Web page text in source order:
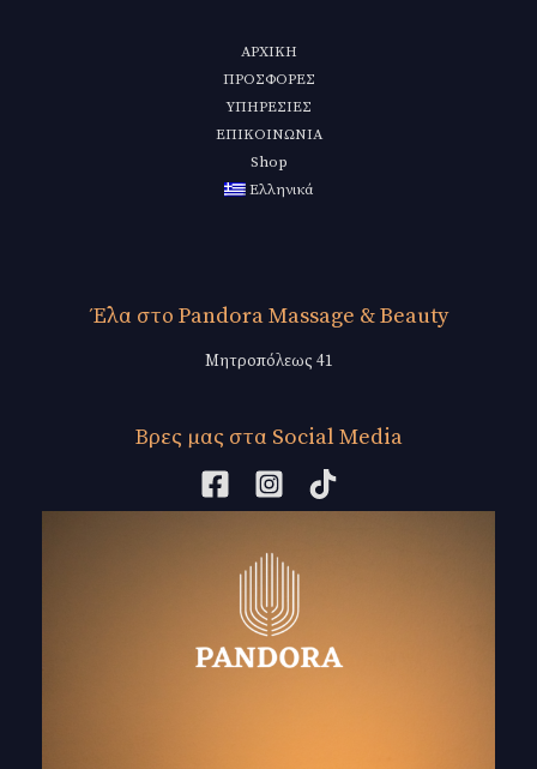
ΑΡΧΙΚΗ
ΠΡΟΣΦΟΡΕΣ
ΥΠΗΡΕΣΙΕΣ
ΕΠΙΚΟΙΝΩΝΙΑ
Shop
Ελληνικά
Έλα στο Pandora Massage & Beauty
Μητροπόλεως 41
Βρες μας στα Social Media